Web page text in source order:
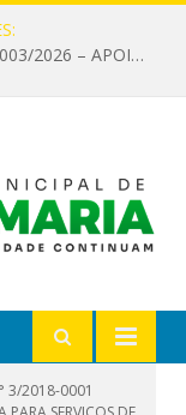
EDITAL DE CHAMAMENTO PÚBLICO Nº 003/2026 – APOIO À INFRAESTRUTURA CULTURAL
3/2018-0001